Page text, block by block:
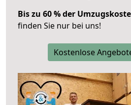
Bis zu 60 % der
finden Sie nur bei uns!
Kostenlose